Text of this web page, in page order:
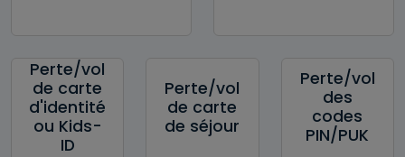
Perte/vol
de carte
d'identité
ou Kids-
ID
Perte/vol
de carte
de séjour
Perte/vol
des
codes
PIN/PUK